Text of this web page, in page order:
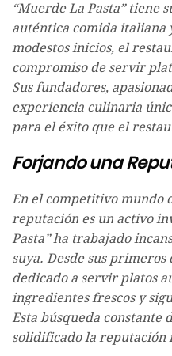
“Muerde La Pasta” tiene
auténtica comida italiana
modestos inicios, el
compromiso de servir
Sus fundadores,
experiencia culinaria
para el éxito que el
Forjando una
En el competitivo mundo
reputación es un activo
Pasta” ha trabajado
suya. Desde sus
dedicado a servir platos
ingredientes frescos y
Esta búsqueda constante
solidificado la reputación